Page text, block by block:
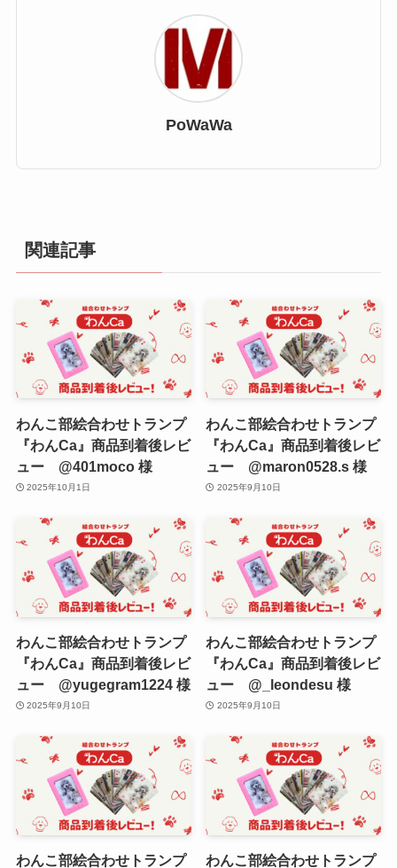
PoWaWa
関連記事
わんこ部絵合わせトランプ
『わんCa』商品到着後レビ
ュー @401moco 様
2025年10月1日
わんこ部絵合わせトランプ
『わんCa』商品到着後レビ
ュー @maron0528.s 様
2025年9月10日
わんこ部絵合わせトランプ
『わんCa』商品到着後レビ
ュー @yugegram1224 様
2025年9月10日
わんこ部絵合わせトランプ
『わんCa』商品到着後レビ
ュー @_leondesu 様
2025年9月10日
わんこ部絵合わせトランプ わんこ部絵合わせトランプ